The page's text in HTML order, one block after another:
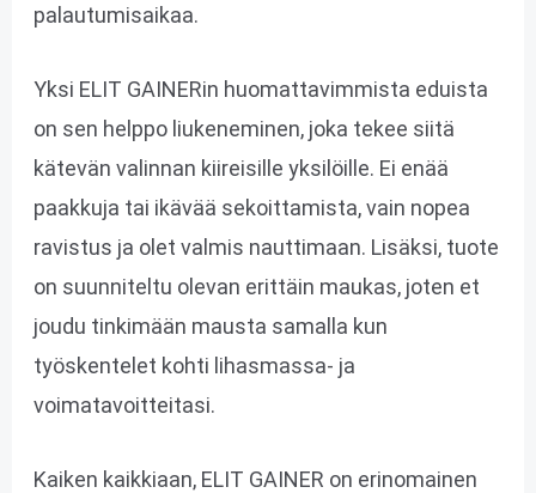
palautumisaikaa.
Yksi ELIT GAINERin huomattavimmista eduista
on sen helppo liukeneminen, joka tekee siitä
kätevän valinnan kiireisille yksilöille. Ei enää
paakkuja tai ikävää sekoittamista, vain nopea
ravistus ja olet valmis nauttimaan. Lisäksi, tuote
on suunniteltu olevan erittäin maukas, joten et
joudu tinkimään mausta samalla kun
työskentelet kohti lihasmassa- ja
voimatavoitteitasi.
Kaiken kaikkiaan, ELIT GAINER on erinomainen